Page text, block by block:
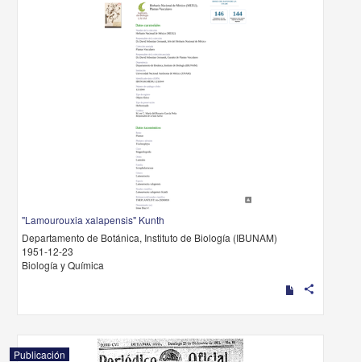
"Lamourouxia xalapensis" Kunth
Departamento de Botánica, Instituto de Biología (IBUNAM)
1951-12-23
Biología y Química
share
Publicación